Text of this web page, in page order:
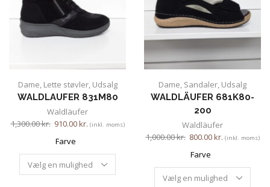
Dame, Lette støvler, Udsalg
WALDLAUFER 831M80
Waldläufer
1,300.00kr. 910.00kr. (inkl. moms)
Farve
Dame, Sandaler, Udsalg
WALDLÄUFER 681K80-
200
Waldläufer
1,000.00kr. 800.00kr. (inkl. moms)
Farve